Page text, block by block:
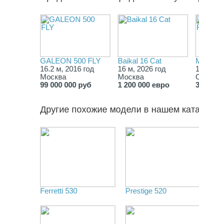
GALEON 500 FLY
16.2 м, 2016 год
Москва
99 000 000 руб
Baikal 16 Cat
16 м, 2026 год
Москва
1 200 000 евро
Другие похожие модели в нашем
Ferretti 530 Prestige 520